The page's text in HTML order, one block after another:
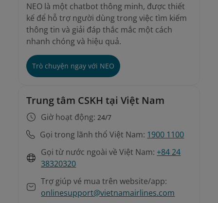
NEO là một chatbot thông minh, được thiết
kế để hỗ trợ người dùng trong việc tìm kiếm
thông tin và giải đáp thắc mắc một cách
nhanh chóng và hiệu quả.
Trò chuyện ngay với NEO
Trung tâm CSKH tại Việt Nam
Giờ hoạt động:24/7
Gọi trong lãnh thổ Việt Nam: 1900 1100
Gọi từ nước ngoài về Việt Nam: +84 24
38320320
Trợ giúp vé mua trên website/app:
onlinesupport@vietnamairlines.com